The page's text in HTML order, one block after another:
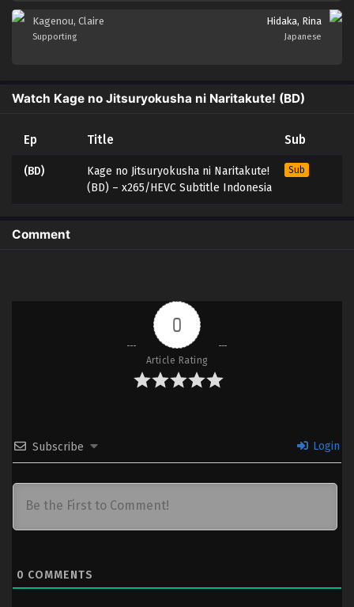
Kagenou, Claire
Supporting
Hidaka, Rina
Japanese
Watch Kage no Jitsuryokusha ni Naritakute! (BD)
Ep Title Sub
(BD)
Kage no Jitsuryokusha ni Naritakute!
(BD) – x265/HEVC Subtitle Indonesia
Sub
Comment
0
Article Rating
Subscribe Login
0 COMMENTS